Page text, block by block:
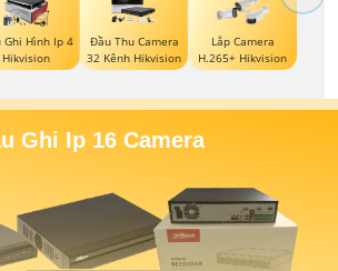
Ghi Hình Ip 4
Hikvision
Đầu Thu Camera
32 Kênh Hikvision
Lắp Camera
H.265+ Hikvision
Ghi Ip 16 Camera